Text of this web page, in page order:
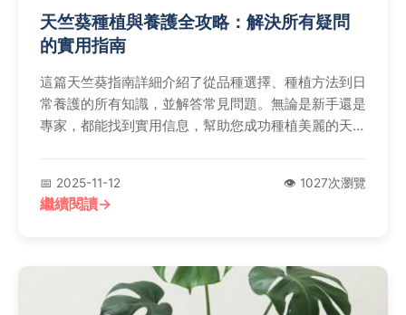
天竺葵種植與養護全攻略：解決所有疑問
的實用指南
這篇天竺葵指南詳細介紹了從品種選擇、種植方法到日
常養護的所有知識，並解答常見問題。無論是新手還是
專家，都能找到實用信息，幫助您成功種植美麗的天竺
📅 2025-11-12 👁️ 1027次瀏覽
繼續閱讀